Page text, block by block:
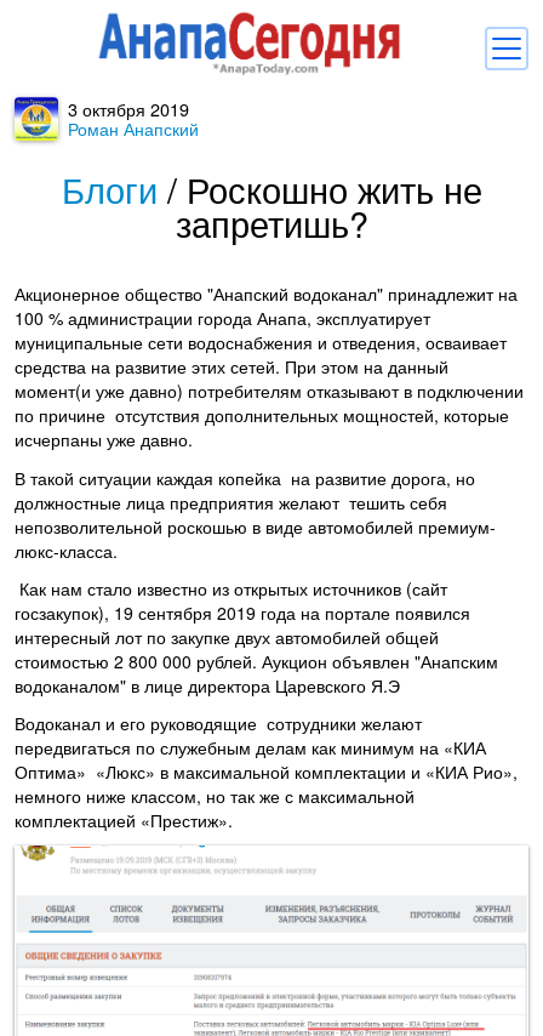
Комментарии
Об Анапе
Библиотека
Регистрация и Вход
3 октября 2019
Роман Анапский
Блоги / Роскошно жить не
запретишь?
Акционерное общество "Анапский водоканал" принадлежит на
100 % администрации города Анапа, эксплуатирует
муниципальные сети водоснабжения и отведения, осваивает
средства на развитие этих сетей. При этом на данный
момент(и уже давно) потребителям отказывают в подключении
по причине отсутствия дополнительных мощностей, которые
исчерпаны уже давно.
В такой ситуации каждая копейка на развитие дорога, но
должностные лица предприятия желают тешить себя
непозволительной роскошью в виде автомобилей премиум-
люкс-класса.
Как нам стало известно из открытых источников (сайт
госзакупок), 19 сентября 2019 года на портале появился
интересный лот по закупке двух автомобилей общей
стоимостью 2 800 000 рублей. Аукцион объявлен "Анапским
водоканалом" в лице директора Царевского Я.Э
Водоканал и его руководящие сотрудники желают
передвигаться по служебным делам как минимум на «КИА
Оптима» «Люкс» в максимальной комплектации и «КИА Рио»,
немного ниже классом, но так же с максимальной
комплектацией «Престиж».